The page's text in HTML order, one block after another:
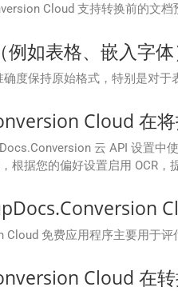
Cloud 支持转换前的文
如表格、嵌入字
度保持原始格式，特别是对
Cloud 在将
云 API 设置中
根据您的偏好设置启用 OCR，
Cloud 免费应用程序主要用于
Cloud 在转